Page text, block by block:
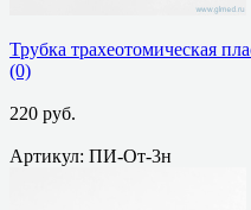
Трубка трахеотомическая
(0)
220 руб.
Артикул: ПИ-От-3н